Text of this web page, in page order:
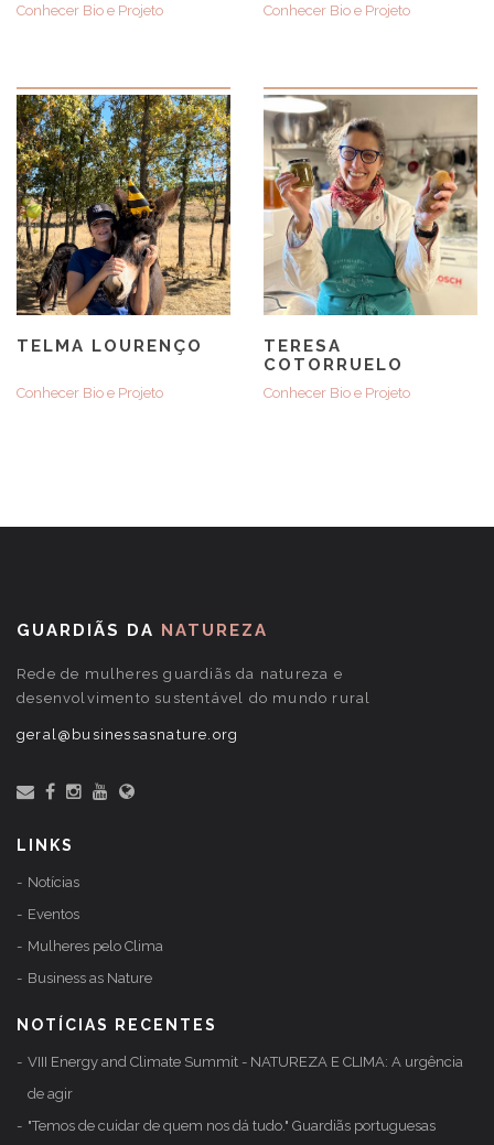
Conhecer Bio e Projeto Conhecer Bio e Projeto
TELMA LOURENÇO
Conhecer Bio e Projeto
TERESA
COTORRUELO
Conhecer Bio e Projeto
GUARDIÃS DA NATUREZA
Rede de mulheres guardiãs da natureza e
desenvolvimento sustentável do mundo rural
geral@businessasnature.org
LINKS
Notícias
Eventos
Mulheres pelo Clima
Business as Nature
NOTÍCIAS RECENTES
VIII Energy and Climate Summit - NATUREZA E CLIMA: A urgência
de agir
"Temos de cuidar de quem nos dá tudo." Guardiãs portuguesas